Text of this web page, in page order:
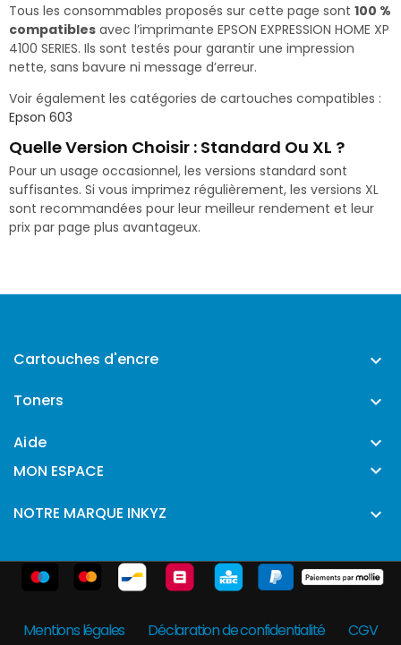
Tous les consommables proposés sur cette page sont 100 %
compatibles avec l’imprimante EPSON EXPRESSION HOME XP
4100 SERIES. Ils sont testés pour garantir une impression
nette, sans bavure ni message d’erreur.
Voir également les catégories de cartouches compatibles :
Epson 603
Quelle Version Choisir : Standard Ou XL ?
Pour un usage occasionnel, les versions standard sont
suffisantes. Si vous imprimez régulièrement, les versions XL
sont recommandées pour leur meilleur rendement et leur
prix par page plus avantageux.
Cartouches d'encre 
Toners 
Aide 
MON ESPACE 
NOTRE MARQUE INKYZ 
Mentions légales Déclaration de confidentialité CGV